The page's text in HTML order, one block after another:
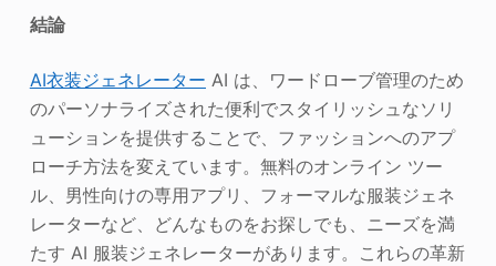
結論
AI衣装ジェネレーター AI は、ワードローブ管理のため
のパーソナライズされた便利でスタイリッシュなソリ
ューションを提供することで、ファッションへのアプ
ローチ方法を変えています。無料のオンライン ツー
ル、男性向けの専用アプリ、フォーマルな服装ジェネ
レーターなど、どんなものをお探しでも、ニーズを満
たす AI 服装ジェネレーターがあります。これらの革新